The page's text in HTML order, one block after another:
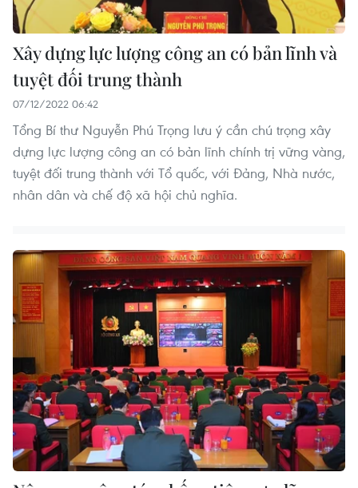
Xây dựng lực lượng công an có bản lĩnh và
tuyệt đối trung thành
07/12/2022 06:42
Tổng Bí thư Nguyễn Phú Trọng lưu ý cần chú trọng xây
dựng lực lượng công an có bản lĩnh chính trị vững vàng,
tuyệt đối trung thành với Tổ quốc, với Đảng, Nhà nước,
nhân dân và chế độ xã hội chủ nghĩa.